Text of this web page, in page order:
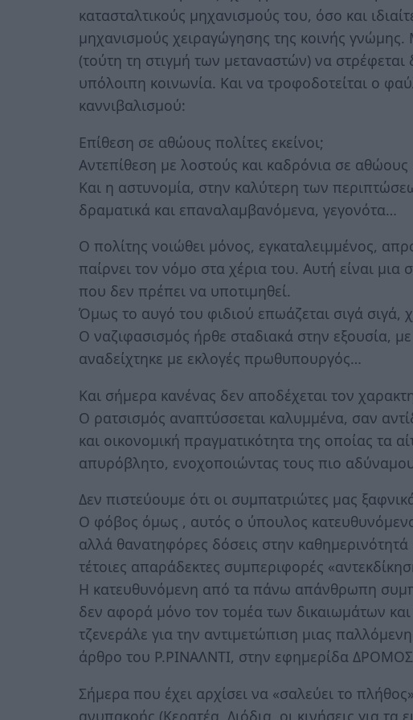
κατασταλτικούς μηχανισμούς του, όσο και
μηχανισμούς χειραγώγησης της κοινής
(τούτη τη στιγμή των μεταναστών) να
υπόλοιπη κοινωνία. Και να τροφοδοτείται ο
καννιβαλισμού:
Επίθεση σε αθώους πολίτες εκείνοι;
Αντεπίθεση με λοστούς και καδρόνια σε αθώους
Και η αστυνομία, στην καλύτερη των
δραματικά και επαναλαμβανόμενα, γεγονότα…
Ο πολίτης νοιώθει μόνος, εγκαταλειμμένος,
παίρνει τον νόμο στα χέρια του. Αυτή είναι
που δεν πρέπει να υποτιμηθεί.
Όμως το αυγό του φιδιού επωάζεται σιγά σιγά,
Ο ναζιφασισμός ήρθε σταδιακά στην εξουσία,
αναδείχτηκε με εκλογές πρωθυπουργός…
Και σήμερα κανένας δεν αποδέχεται τον
Ο ρατσισμός αναπτύσσεται καλυμμένα, σαν
και οικονομική πραγματικότητα της οποίας τα
απυρόβλητο, ενοχοποιώντας τους πιο
Δεν πιστεύουμε ότι οι συμπατριώτες μας
Ο φόβος όμως , αυτός ο ύπουλος
αλλά θανατηφόρες δόσεις στην
τέτοιες απαράδεκτες συμπεριφορές
Η κατευθυνόμενη από τα πάνω απάνθρωπη
δεν αφορά μόνο τον τομέα των δικαιωμάτων και
τζενεράλε για την αντιμετώπιση μιας
άρθρο του Ρ.ΡΙΝΑΛΝΤΙ, στην εφημερίδα
Σήμερα που έχει αρχίσει να «σαλεύει το
ανυπακοής (Κερατέα, Διόδια, οι κινήσεις για